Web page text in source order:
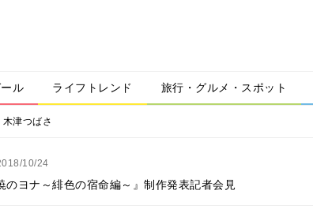
ル ライフトレンド 旅行・グルメ・スポット
木津つばさ
10/24
のヨナ～緋色の宿命編～』制作発表記者会見